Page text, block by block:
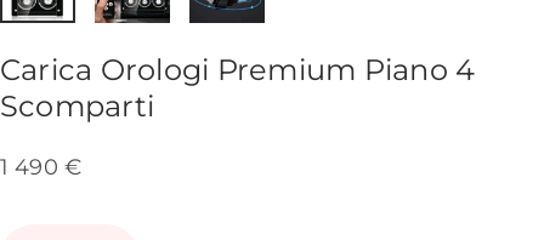
Carica Orologi Premium Piano 4
Scomparti
1 490 €